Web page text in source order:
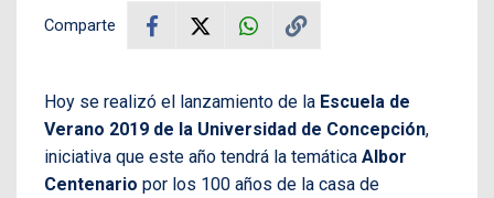
Comparte
Hoy se realizó el lanzamiento de la Escuela de
Verano 2019 de la Universidad de Concepción,
iniciativa que este año tendrá la temática Albor
Centenario por los 100 años de la casa de